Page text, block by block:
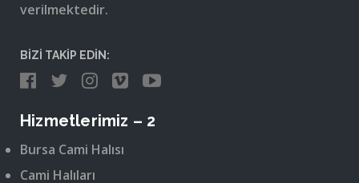
verilmektedir.
BİZİ TAKİP EDİN:
Hizmetlerimiz – 2
Bursa Cami Halısı
Cami Halıları